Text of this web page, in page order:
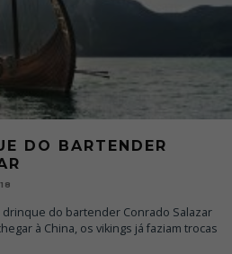
DO BARTENDER
do bartender Conrado Salazar
à China, os vikings já faziam trocas